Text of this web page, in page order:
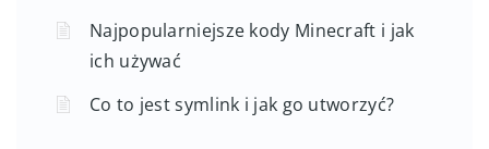
Najpopularniejsze kody Minecraft i jak
ich używać
Co to jest symlink i jak go utworzyć?